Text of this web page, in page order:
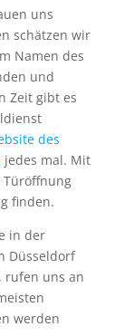
uns
schätzen wir
Namen des
und
Zeit gibt es
des
jedes mal. Mit
Türöffnung
finden.
in der
Düsseldorf
rufen uns an
werden